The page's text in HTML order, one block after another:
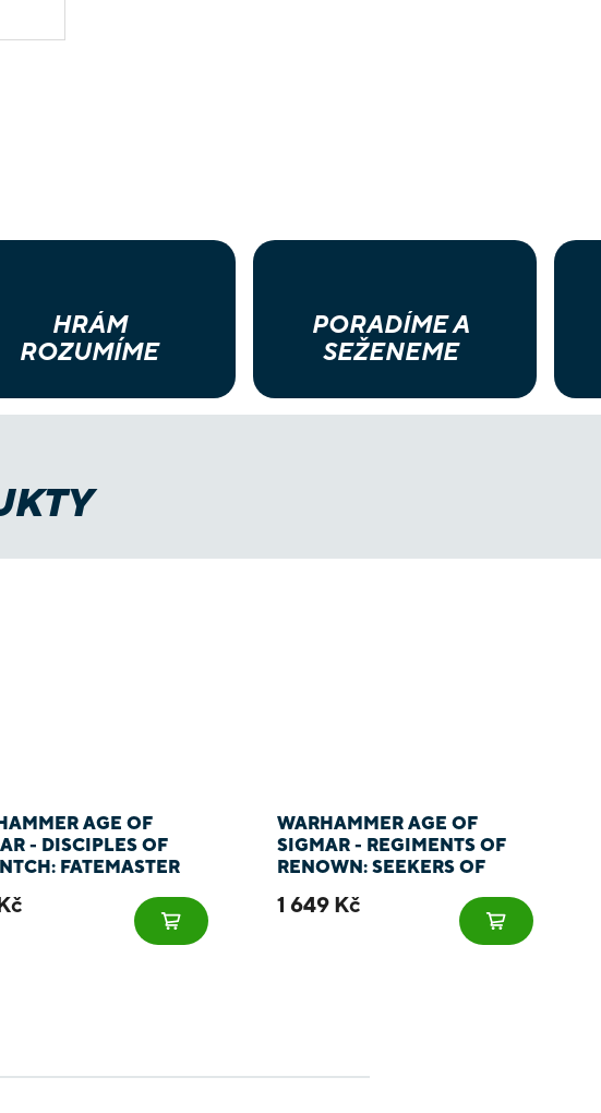
HRÁM
ROZUMÍME
PORADÍME A
SEŽENEME
AGE OF
- DISCIPLES OF
FATEMASTER
WARHAMMER AGE OF
SIGMAR - REGIMENTS OF
RENOWN: SEEKERS OF
1 649 Kč